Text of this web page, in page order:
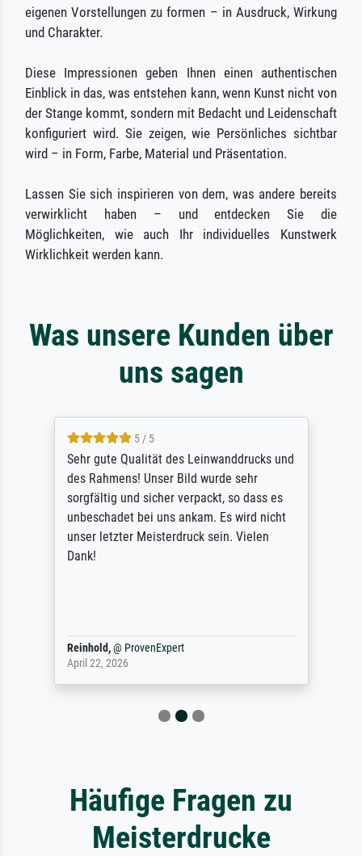
eigenen Vorstellungen zu formen – in Ausdruck, Wirkung
und Charakter.
Diese Impressionen geben Ihnen einen authentischen
Einblick in das, was entstehen kann, wenn Kunst nicht von
der Stange kommt, sondern mit Bedacht und Leidenschaft
konfiguriert wird. Sie zeigen, wie Persönliches sichtbar
wird – in Form, Farbe, Material und Präsentation.
Lassen Sie sich inspirieren von dem, was andere bereits
verwirklicht haben – und entdecken Sie die
Möglichkeiten, wie auch Ihr individuelles Kunstwerk
Wirklichkeit werden kann.
Was unsere Kunden über
uns sagen
5 / 5
Sehr gute Qualität des Leinwanddrucks und
des Rahmens! Unser Bild wurde sehr
sorgfältig und sicher verpackt, so dass es
unbeschadet bei uns ankam. Es wird nicht
unser letzter Meisterdruck sein. Vielen
Dank!
Reinhold,@ ProvenExpert
April 22, 2026
Häufige Fragen zu
Meisterdrucke